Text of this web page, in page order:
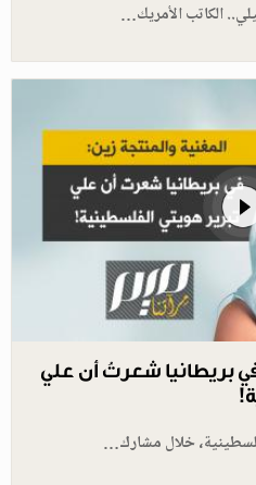
الكاتب الأمريك…
بريطانيا شعرتُ أن علي
خلال مشارك…